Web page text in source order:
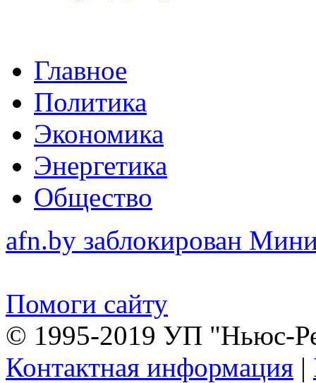
Главное
Политика
Экономика
Энергетика
Общество
afn.by заблокирован
Помоги сайту
© 1995-2019 УП "Ньюс-
Контактная информация |